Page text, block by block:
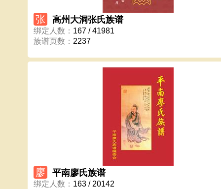
张 高州大洞张氏族谱
绑定人数 ： 167 / 41981
族谱页数 ： 2237
廖 平南廖氏族谱
绑定人数 ： 163 / 20142